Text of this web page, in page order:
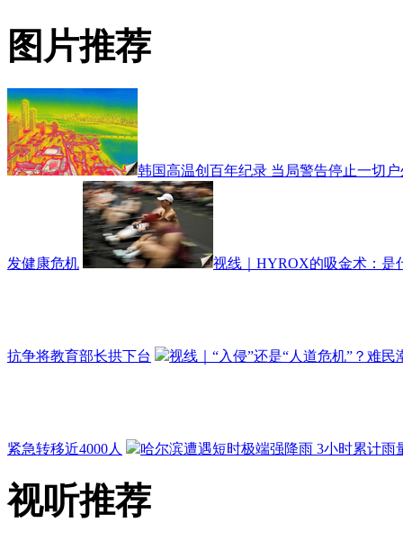
图片推荐
韩国高温创百年纪录 当局警告停止一切
发健康危机 视线｜HYROX的吸金术：是
抗争将教育部长拱下台 视线｜“入侵”还是“人道危机”？难
紧急转移近4000人 哈尔滨遭遇短时极端强降雨 3小时累计雨
视听推荐